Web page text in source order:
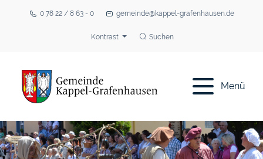
0 78 22 / 8 63 - 0 gemeinde@kappel-grafenhausen.de
Kontrast Suchen
Menü